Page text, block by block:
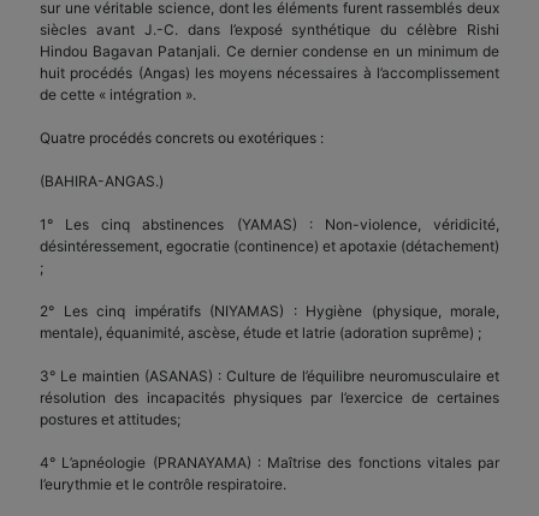
sur une véritable science, dont les éléments furent rassemblés deux
siècles avant J.-C. dans l’exposé synthétique du célèbre Rishi
Hindou Bagavan Patanjali. Ce dernier condense en un minimum de
huit procédés (Angas) les moyens nécessaires à l’accomplissement
de cette « intégration ».
Quatre procédés concrets ou exotériques :
(BAHIRA-ANGAS.)
1° Les cinq abstinences (YAMAS) : Non-violence, véridicité,
désintéressement, egocratie (continence) et apotaxie (détachement)
;
2° Les cinq impératifs (NIYAMAS) : Hygiène (physique, morale,
mentale), équanimité, ascèse, étude et latrie (adoration suprême) ;
3° Le maintien (ASANAS) : Culture de l’équilibre neuromusculaire et
résolution des incapacités physiques par l’exercice de certaines
postures et attitudes;
4° L’apnéologie (PRANAYAMA) : Maîtrise des fonctions vitales par
l’eurythmie et le contrôle respiratoire.